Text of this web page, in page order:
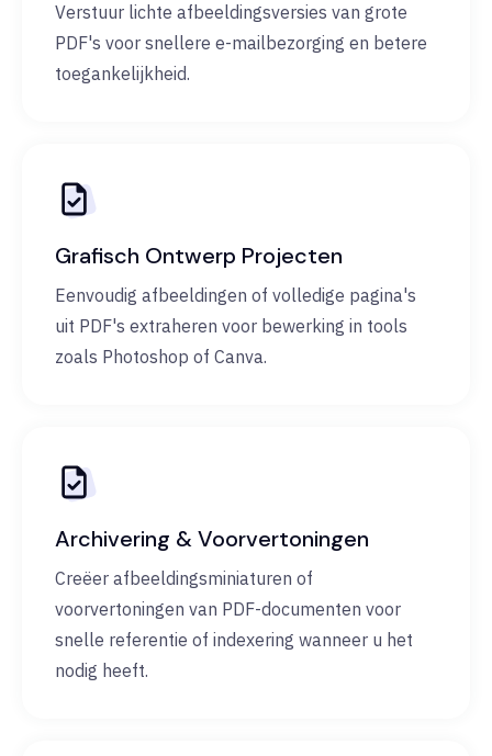
Verstuur lichte afbeeldingsversies van grote
PDF's voor snellere e-mailbezorging en betere
toegankelijkheid.
Grafisch Ontwerp Projecten
Eenvoudig afbeeldingen of volledige pagina's
uit PDF's extraheren voor bewerking in tools
zoals Photoshop of Canva.
Archivering & Voorvertoningen
Creëer afbeeldingsminiaturen of
voorvertoningen van PDF-documenten voor
snelle referentie of indexering wanneer u het
nodig heeft.